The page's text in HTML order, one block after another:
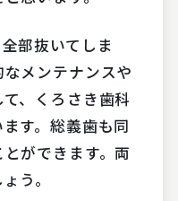
部抜いてしま
メンテナンスや
、くろさき歯科
す。総義歯も同
ができます。両
う。